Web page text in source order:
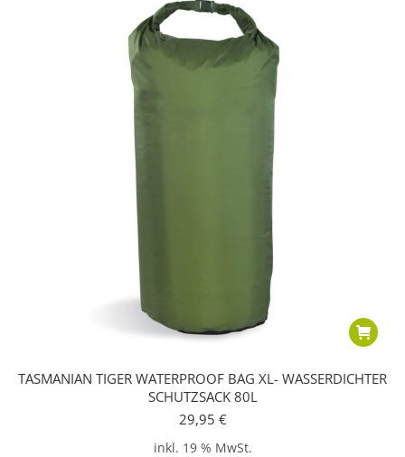
TASMANIAN TIGER WATERPROOF BAG XL- WASSERDICHTER
SCHUTZSACK 80L
29,95 €
inkl. 19 % MwSt.